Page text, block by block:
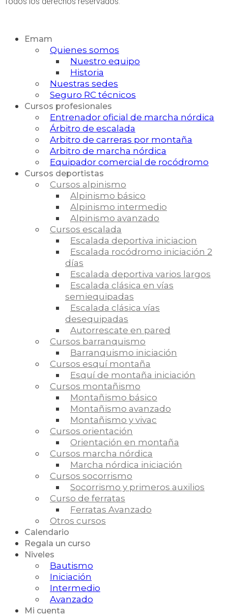
Emam
Quienes somos
Nuestro equipo
Historia
Nuestras sedes
Seguro RC técnicos
Cursos profesionales
Entrenador oficial de marcha nórdica
Árbitro de escalada
Arbitro de carreras por montaña
Arbitro de marcha nórdica
Equipador comercial de rocódromo
Cursos deportistas
Cursos alpinismo
Alpinismo básico
Alpinismo intermedio
Alpinismo avanzado
Cursos escalada
Escalada deportiva iniciacion
Escalada rocódromo iniciación 2
días
Escalada deportiva varios largos
Escalada clásica en vías
semiequipadas
Escalada clásica vías
desequipadas
Autorrescate en pared
Cursos barranquismo
Barranquismo iniciación
Cursos esquí montaña
Esquí de montaña iniciación
Cursos montañismo
Montañismo básico
Montañismo avanzado
Montañismo y vivac
Cursos orientación
Orientación en montaña
Cursos marcha nórdica
Marcha nórdica iniciación
Cursos socorrismo
Socorrismo y primeros auxilios
Curso de ferratas
Ferratas Avanzado
Otros cursos
Calendario
Regala un curso
Niveles
Bautismo
Iniciación
Intermedio
Avanzado
Mi cuenta